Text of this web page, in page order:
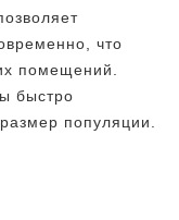
что
помещений.
быстро
популяции.